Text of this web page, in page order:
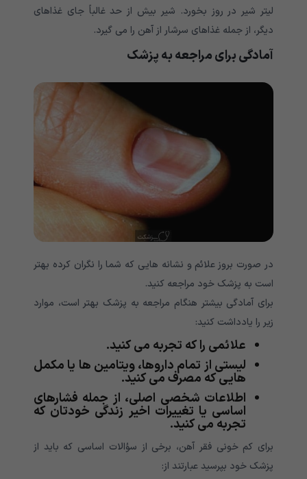
لیتر شیر در روز بخورد. شیر بیش از حد غالباً جای غذاهای
دیگر، از جمله غذاهای سرشار از آهن را می گیرد.
آمادگی برای مراجعه به پزشک
در صورت بروز علائم و نشانه هایی که شما را نگران کرده بهتر
است به پزشک خود مراجعه کنید.
برای آمادگی بیشتر هنگام مراجعه به پزشک بهتر است، موارد
زیر را یادداشت کنید:
علائمی را که تجربه می کنید.
لیستی از تمام داروها، ویتامین ها یا مکمل
هایی که مصرف می کنید.
اطلاعات شخصی اصلی، از جمله فشارهای
اساسی یا تغییرات اخیر زندگی خودتان که
تجربه می کنید.
برای کم خونی فقر آهن، برخی از سؤالات اساسی که باید از
پزشک خود بپرسید عبارتند از: